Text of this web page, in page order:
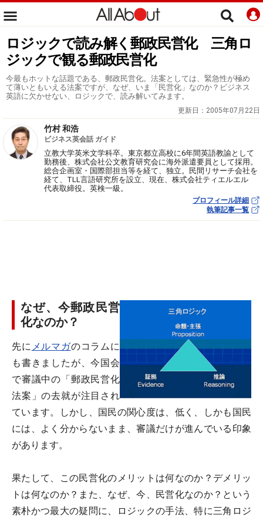
ロジックで読み解く郵政民営化 三角ロ
ジックで観る郵政民営化
今最もホットな話題である、郵政民営化。法案としては、緊急性が極め
て薄いともいえる法案ですが、なぜ、いま「民営化」なのか？ビジネス
英語に欠かせない、ロジックで、読み解いてみます。
更新日： 2005年07月22日
竹村 和浩
ビジネス英会話 ガイド
立教大学英米文学科卒。東京都立高校に6年間英語教諭として
勤務後、株式会社公文教育研究会に海外派遣要員として採用。
総合企画室・国際部担当等を経て、独立。民間リサーチ会社を
経て、TLL言語研究所を設立、現在、株式会社ティエルエル
代表取締役。英検一級。
プロフィール詳細
執筆記事一覧
なぜ、今郵政民営
化なのか？
先に メルマガのコラムに
も書きましたが、今国会
で審議中の「郵政民営化
法案」の去就が注目され
ています。しかし、国民の関心度は、低く、しかも国民
には、よく分からないまま、審議だけが進んでいる印象
があります。
果たして、この民営化のメリットは何なのか？デメリッ
トは何なのか？また、なぜ、今、民営化なのか？という
素朴かつ最大の疑問に、ロジックの手法、特に三角ロジ